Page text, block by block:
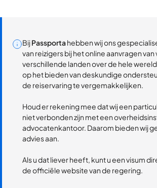
BijPassportahebben wij ons
van reizigers bij het online aanvragen van
verschillende landen over de hele
op het bieden van deskundige
de reiservaring te vergemakkelijken.
Houd er rekening mee dat wij een
niet verbonden zijn met een
advocatenkantoor. Daarom bieden wij
advies aan.
Als u dat liever heeft, kunt u een visum
de officiële website van de regering.